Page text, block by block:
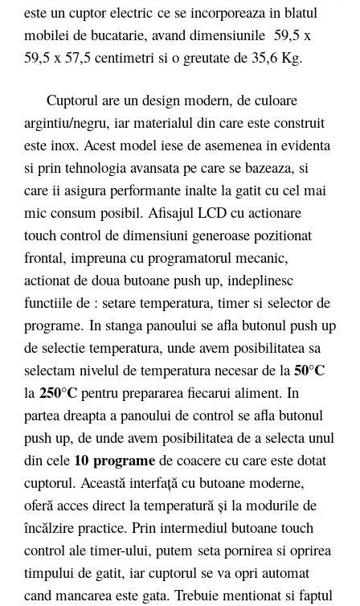
este un cuptor electric ce se incorporeaza in blatul
mobilei de bucatarie, avand dimensiunile 59,5 x
59,5 x 57,5 centimetri si o greutate de 35,6 Kg.
Cuptorul are un design modern, de culoare
argintiu/negru, iar materialul din care este construit
este inox. Acest model iese de asemenea in evidenta
si prin tehnologia avansata pe care se bazeaza, si
care ii asigura performante inalte la gatit cu cel mai
mic consum posibil. Afisajul LCD cu actionare
touch control de dimensiuni generoase pozitionat
frontal, impreuna cu programatorul mecanic,
actionat de doua butoane push up, indeplinesc
functiile de : setare temperatura, timer si selector de
programe. In stanga panoului se afla butonul push up
de selectie temperatura, unde avem posibilitatea sa
selectam nivelul de temperatura necesar de la 50°C
la 250°C pentru prepararea fiecarui aliment. In
partea dreapta a panoului de control se afla butonul
push up, de unde avem posibilitatea de a selecta unul
din cele 10 programe de coacere cu care este dotat
cuptorul. Această interfaţă cu butoane moderne,
oferă acces direct la temperatură şi la modurile de
încălzire practice. Prin intermediul butoane touch
control ale timer-ului, putem seta pornirea si oprirea
timpului de gatit, iar cuptorul se va opri automat
cand mancarea este gata. Trebuie mentionat si faptul